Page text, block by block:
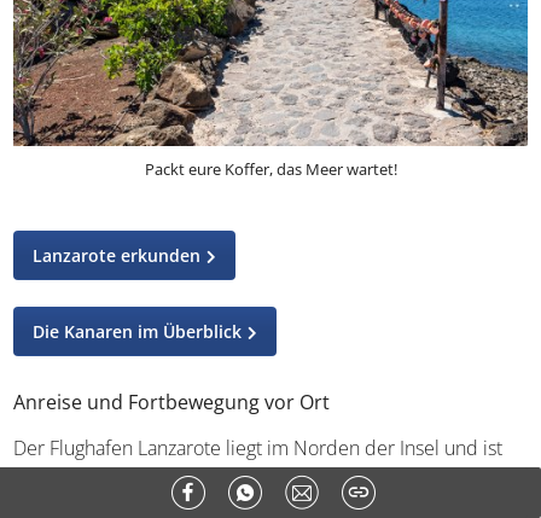
Packt eure Koffer, das Meer wartet!
Lanzarote erkunden
Die Kanaren im Überblick
Anreise und Fortbewegung vor Ort
Der Flughafen Lanzarote liegt im Norden der Insel und ist
von Playa Blanca aus etwa dreißig Minuten entfernt.
Direktverbindungen aus deutschen Großstädten